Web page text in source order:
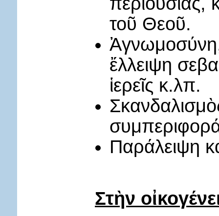
τοῦ Θεοῦ.
Ἀγνωμοσύνη,
ἔλλειψη
ἱερεῖς κ.λπ.
Παράλειψη
Στὴν